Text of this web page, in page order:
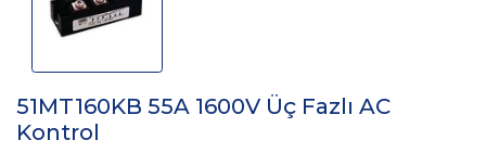
51MT160KB 55A 1600V Üç Fazlı AC
Kontrol